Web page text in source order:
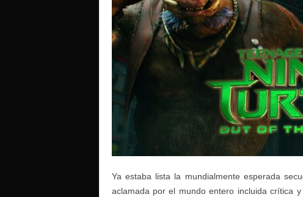
Ya estaba lista la mundialmente esperada
aclamada por el mundo entero incluida crítica